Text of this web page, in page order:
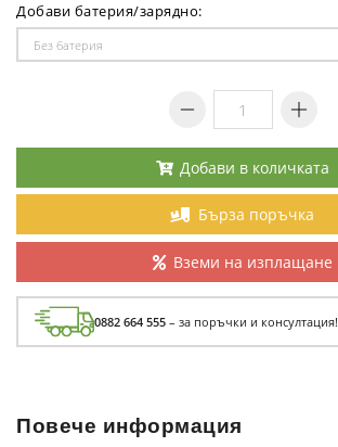
Добави батерия/зарядно:
Добави в количката
Бърза поръчка
Вземи на изплащане
0882 664 555 – за поръчки и консултация!
Повече информация